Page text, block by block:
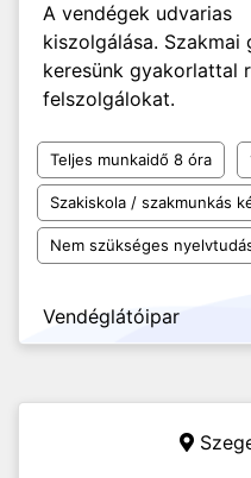
A vendégek udvarias
kiszolgálása. Szakmai
keresünk gyakorlattal
felszolgálokat.
Teljes munkaidő 8 óra
Szakiskola / szakmunkás
Nem szükséges
Vendéglátóipar